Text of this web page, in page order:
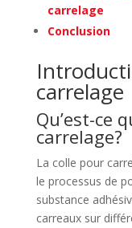
carrelage
Conclusion
carrelage
Qu’est-ce
carrelage?
La colle pour
le processus de
substance
carreaux sur